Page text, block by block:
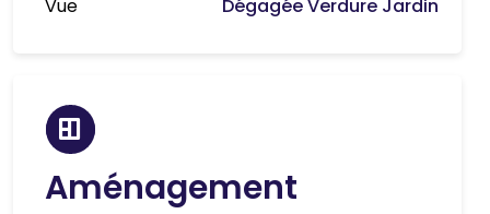
Vue Dégagée Verdure Jardin
Aménagement